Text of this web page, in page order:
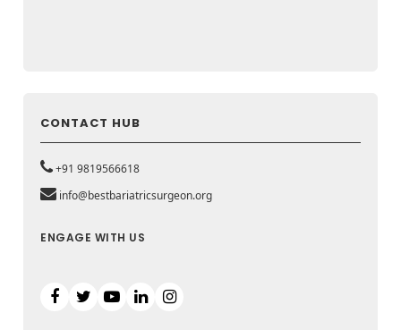
CONTACT HUB
+91 9819566618
info@bestbariatricsurgeon.org
ENGAGE WITH US